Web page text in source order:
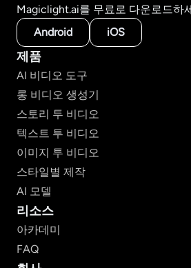
Magiclight.ai를 무료로 다운로드하
Android
iOS
제품
AI 비디오 도구
롱 비디오 생성기
스토리 투 비디오
텍스트 투 비디오
이미지 투 비디오
스타일별 제작
AI 모델
리소스
아카데미
FAQ